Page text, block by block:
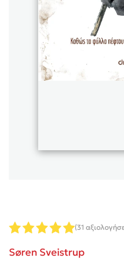
Playlist
Κώστας
Το λιμάνι
(31
Søren Sveistrup